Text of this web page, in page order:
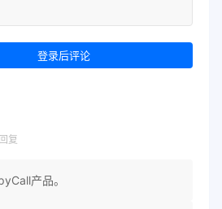
登录后评论
回复
产品。